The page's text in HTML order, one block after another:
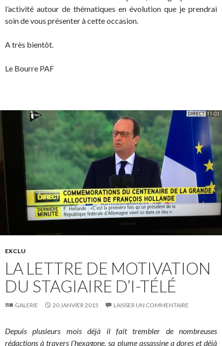
l’activité autour de thématiques en évolution que je prendrai
soin de vous présenter à cette occasion.
A très bientôt.
Le Bourre PAF
EXCLU
LA LETTRE DE MOTIVATION
DU STAGIAIRE D’I-TÉLÉ
GALERIE 20 JANVIER 2015 LAISSER UN COMMENTAIRE
Depuis plusieurs mois déjà il fait trembler de nombreuses
rédactions à travers l’hexagone, sa plume assassine a dores et déjà